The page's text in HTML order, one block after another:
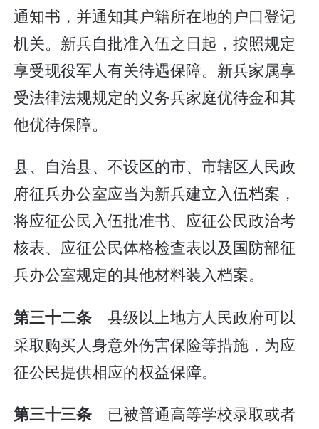
通知书，并通知其户籍所在地的户口登记
机关。新兵自批准入伍之日起，按照规定
享受现役军人有关待遇保障。新兵家属享
受法律法规规定的义务兵家庭优待金和其
他优待保障。
县、自治县、不设区的市、市辖区人民政
府征兵办公室应当为新兵建立入伍档案，
将应征公民入伍批准书、应征公民政治考
核表、应征公民体格检查表以及国防部征
兵办公室规定的其他材料装入档案。
第三十二条 县级以上地方人民政府可以
采取购买人身意外伤害保险等措施，为应
征公民提供相应的权益保障。
第三十三条 已被普通高等学校录取或者